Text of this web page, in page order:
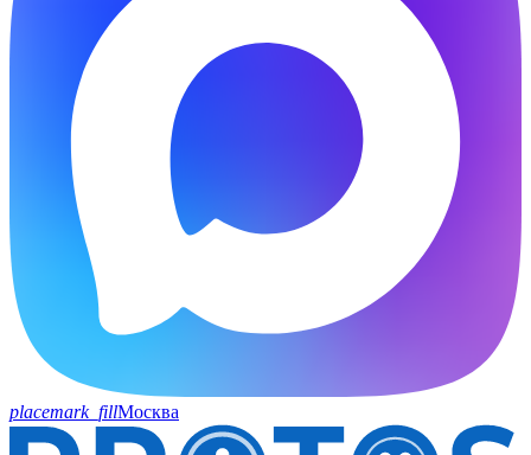
placemark_fillМосква